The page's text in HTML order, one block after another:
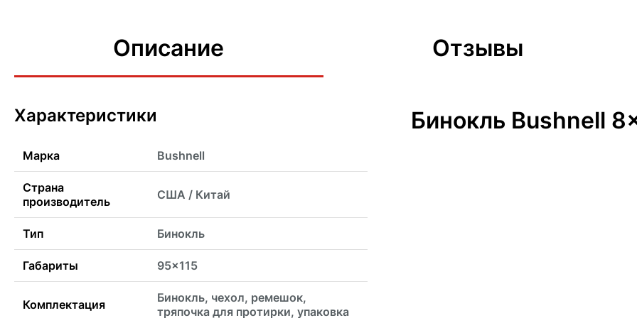
Описание Отзывы
Характеристики
Марка Bushnell
Страна
производитель
США / Китай
Тип Бинокль
Габариты 95x115
Комплектация
Бинокль, чехол, ремешок,
тряпочка для протирки, упаковка
Бинокль Bushnell